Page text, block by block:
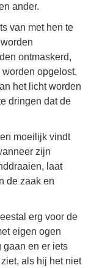
ander.
van met hen te
ontmaskerd,
opgelost,
het licht worden
dringen dat de
moeilijk vindt
zijn
laat
de zaak en
erg voor de
eigen ogen
gaan en er iets
als hij het niet